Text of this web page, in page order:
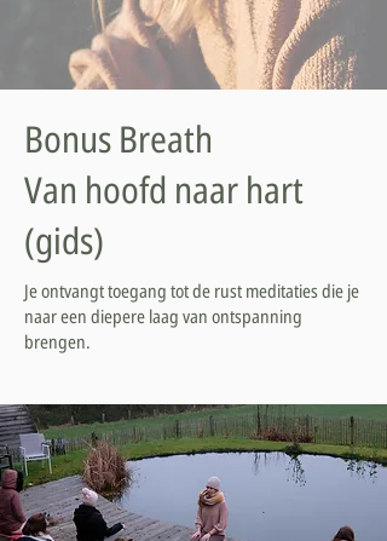
Bonus Breath
Van hoofd naar hart
(gids)
Je ontvangt toegang tot de rust meditaties die je
naar een diepere laag van ontspanning
brengen.